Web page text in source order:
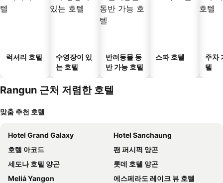
럭셔리 호텔
수영장이 있
는 호텔
반려동물 동
반 가능 호텔
스파 호텔
주차
텔
Rangun 근처 저렴한 호텔
맞춤 추천 호텔
Hotel Grand Galaxy
Hotel Sanchaung
호텔 아코드
팬 퍼시픽 양곤
세도나 호텔 양곤
롯데 호텔 양곤
Meliá Yangon
에스페라도 레이크 뷰 호텔